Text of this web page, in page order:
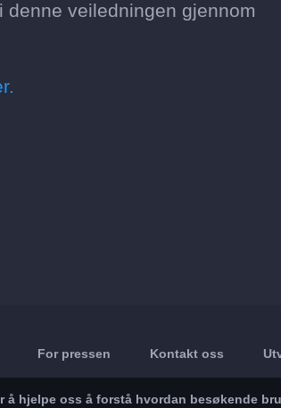
veiledningen gjennom
For pressen Kontakt oss
hjelpe oss å forstå hvordan besøkende